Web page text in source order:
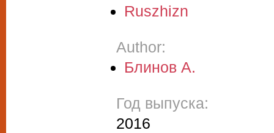
Ruszhizn
Author:
Блинов А.
Год выпуска:
2016